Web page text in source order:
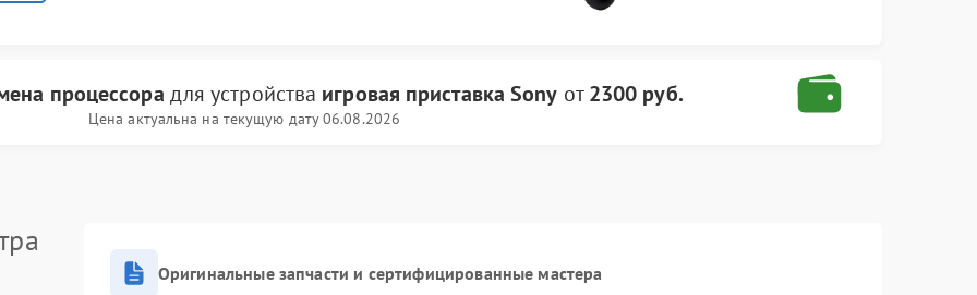
процессора для устройства игровая приставка Sony от2300 руб.
Цена актуальна на текущую дату 06.08.2026
Оригинальные запчасти и сертифицированные мастера